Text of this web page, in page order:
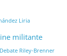
Liria
militante
Debate Riley-Brenner